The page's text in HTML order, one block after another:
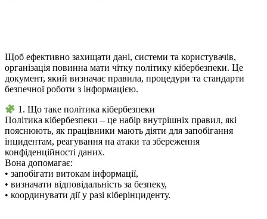
Щоб ефективно захищати дані, системи та користувачів,
організація повинна мати чітку політику кібербезпеки. Це
документ, який визначає правила, процедури та стандарти
безпечної роботи з інформацією.
1. Що таке політика кібербезпеки
Політика кібербезпеки – це набір внутрішніх правил, які
пояснюють, як працівники мають діяти для запобігання
інцидентам, реагування на атаки та збереження
конфіденційності даних.
Вона допомагає:
• запобігати витокам інформації,
• визначати відповідальність за безпеку,
• координувати дії у разі кіберінциденту.